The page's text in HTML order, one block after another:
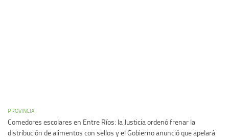
PROVINCIA
Comedores escolares en Entre Ríos: la Justicia ordenó frenar la
distribución de alimentos con sellos y el Gobierno anunció que apelará